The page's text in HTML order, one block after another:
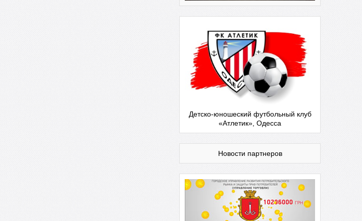
Детско-юношеский футбольный клуб
«Атлетик», Одесса
Новости партнеров